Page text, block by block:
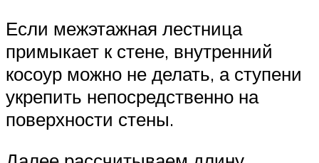
Если межэтажная лестница
примыкает к стене, внутренний
косоур можно не делать, а ступени
укрепить непосредственно на
поверхности стены.